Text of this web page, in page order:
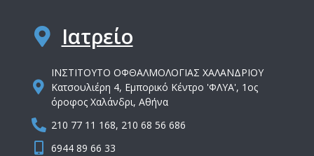
Ιατρείο
IΝΣΤΙΤΟΥΤΟ ΟΦΘΑΛΜΟΛΟΓΙΑΣ ΧΑΛΑΝΔΡΙΟΥ
Κατσουλιέρη 4, Εμπορικό Κέντρο 'ΦΛΥΑ', 1ος
όροφος Χαλάνδρι, Αθήνα
210 77 11 168, 210 68 56 686
6944 89 66 33